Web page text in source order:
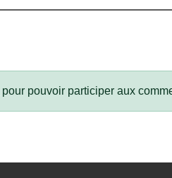
pour pouvoir participer aux